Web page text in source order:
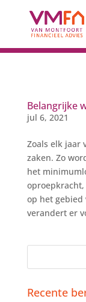
Belangrijke
jul 6, 2021
Zoals elk jaar
zaken. Zo
het
op het gebied
verandert er
Recente